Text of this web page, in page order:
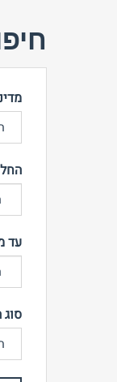
עד